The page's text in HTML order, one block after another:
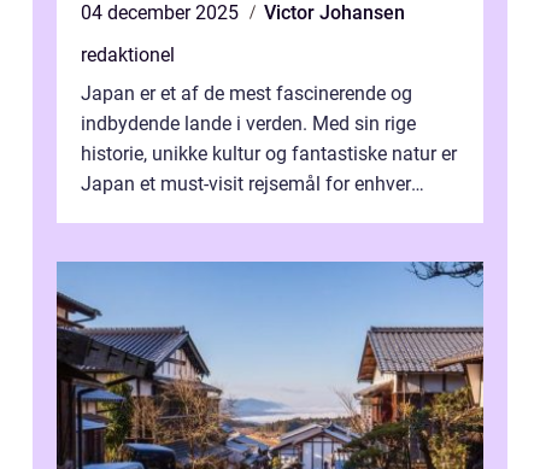
04 december 2025
Victor Johansen
redaktionel
Japan er et af de mest fascinerende og
indbydende lande i verden. Med sin rige
historie, unikke kultur og fantastiske natur er
Japan et must-visit rejsemål for enhver